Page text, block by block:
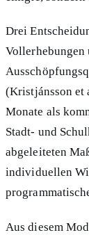
Drei
Vollerhebungen
(Kristjánsson et
Monate als
Stadt- und
abgeleiteten
individuellen
Aus diesem